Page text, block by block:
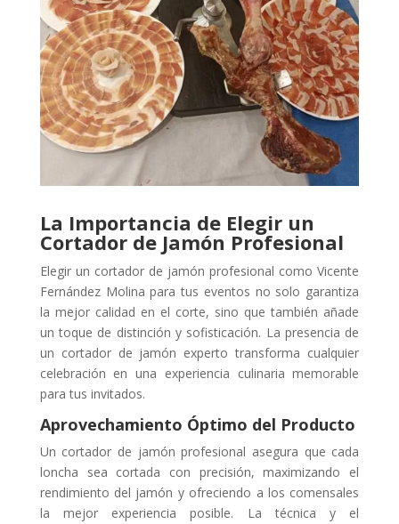
La Importancia de Elegir un
Cortador de Jamón Profesional
Elegir un cortador de jamón profesional como Vicente
Fernández Molina para tus eventos no solo garantiza
la mejor calidad en el corte, sino que también añade
un toque de distinción y sofisticación. La presencia de
un cortador de jamón experto transforma cualquier
celebración en una experiencia culinaria memorable
para tus invitados.
Aprovechamiento Óptimo del Producto
Un cortador de jamón profesional asegura que cada
loncha sea cortada con precisión, maximizando el
rendimiento del jamón y ofreciendo a los comensales
la mejor experiencia posible. La técnica y el